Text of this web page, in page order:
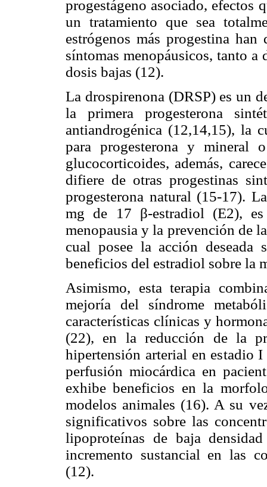
progestágeno asociado, efectos
un tratamiento que sea
estrógenos más progestina
síntomas menopáusicos, tanto a
dosis bajas (12).
La drospirenona (DRSP) es un
la primera progesterona
antiandrogénica (12,14,15), la
para progesterona y mineral
glucocorticoides, además,
difiere de otras progestinas
progesterona natural (15-17).
mg de 17 β-estradiol (E2),
menopausia y la prevención de
cual posee la acción
beneficios del estradiol sobre la
Asimismo, esta terapia
mejoría del síndrome
características clínicas y
(22), en la reducción de la
hipertensión arterial en estadio
perfusión miocárdica en
exhibe beneficios en la
modelos animales (16). A su
significativos sobre las
lipoproteínas de baja
incremento sustancial en las
(12).